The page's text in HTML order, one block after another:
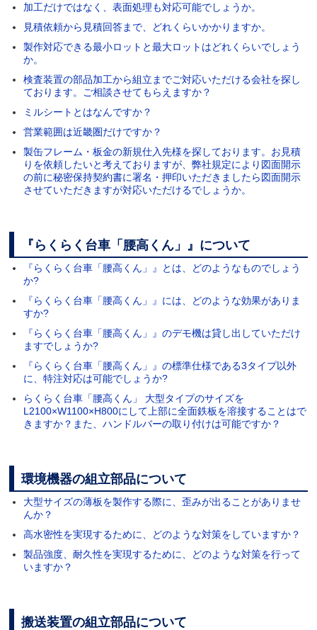
加工だけではなく、表面処理も対応可能でしょうか。
見積依頼から見積回答まで、どれくらいかかりますか。
製作対応できる最小ロットと最大ロットはどれくらいでしょう
か。
検査装置の部品加工から組立までご対応いただける会社を探し
ております。ご相談させてもらえますか？
ミルシートとはなんですか？
営業範囲は近畿圏だけですか？
製缶フレーム・板金の新規仕入先様を探しております。お見積
りを依頼したいと考えておりますが、弊社規定により図面開示
の前に秘密保持契約書に署名・押印いただきましたら図面開示
させていただきますが対応いただけるでしょうか。
『らくらく台車「腰高くん」』について
『らくらく台車「腰高くん」』とは、どのようなものでしょう
か?
『らくらく台車「腰高くん」』には、どのような効果がありま
すか?
『らくらく台車「腰高くん」』のデモ機は貸し出していただけ
ますでしょうか?
『らくらく台車「腰高くん」』の標準仕様である3タイプ以外
に、特注対応は可能でしょうか?
らくらく台車「腰高くん」 大型タイプのサイズを
L2100×W1100×H800にして上部に全面鉄板を溶接することはで
きますか？また、ハンドルバーの取り付けは可能ですか？
環境機器の組立部品について
大型サイズの薄板を製作する際に、歪みが出ることがありませ
んか？
高水密性を実現するために、どのような対策をしていますか？
製品強度、耐久性を実現するために、どのような対策を行って
いますか？
搬送装置の組立部品について